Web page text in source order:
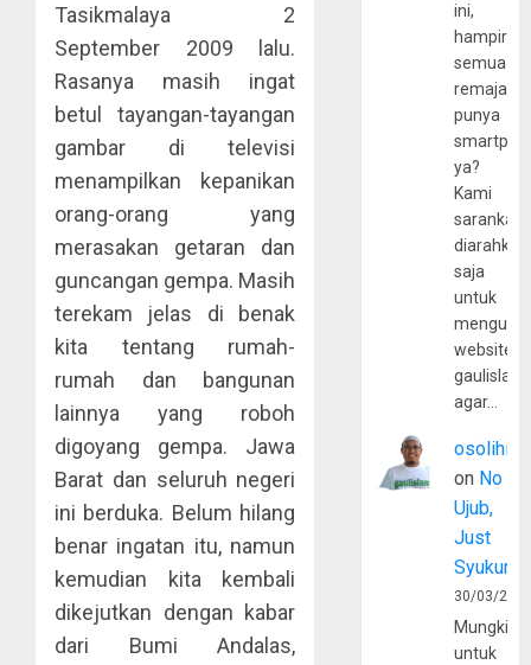
Tasikmalaya 2
September 2009 lalu.
Rasanya masih ingat
betul tayangan-tayangan
gambar di televisi
menampilkan kepanikan
orang-orang yang
merasakan getaran dan
guncangan gempa. Masih
terekam jelas di benak
kita tentang rumah-
rumah dan bangunan
lainnya yang roboh
digoyang gempa. Jawa
Barat dan seluruh negeri
ini berduka. Belum hilang
benar ingatan itu, namun
kemudian kita kembali
dikejutkan dengan kabar
dari Bumi Andalas,
ini,
hampir
semua
remaja
punya
ya?
Kami
sarankan,
diarahkan
saja
untuk
website
agar…
osolihin
on No
Ujub,
Just
Syukur
30/03/
Mungkin
untuk